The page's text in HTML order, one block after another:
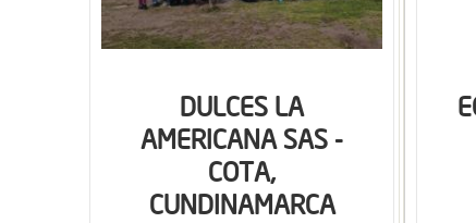
DULCES LA
AMERICANA SAS -
COTA,
CUNDINAMARCA